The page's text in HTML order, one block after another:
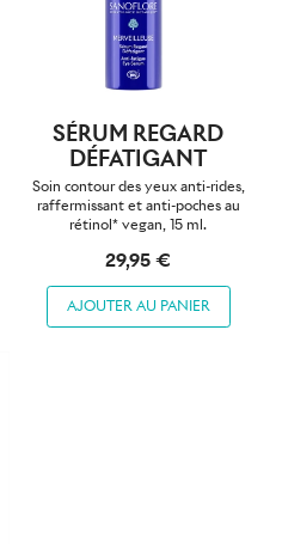
SÉRUM REGARD
DÉFATIGANT
Soin contour des yeux anti-rides,
raffermissant et anti-poches au
rétinol* vegan, 15 ml.
29,95 €
AJOUTER AU PANIER